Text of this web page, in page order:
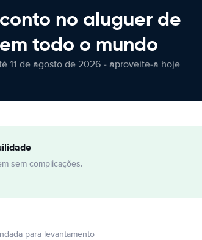
no aluguer de
todo o mundo
11 de agosto de 2026 - aproveite-a hoje
sem complicações.
para levantamento